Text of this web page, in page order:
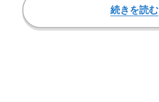
続きを読む